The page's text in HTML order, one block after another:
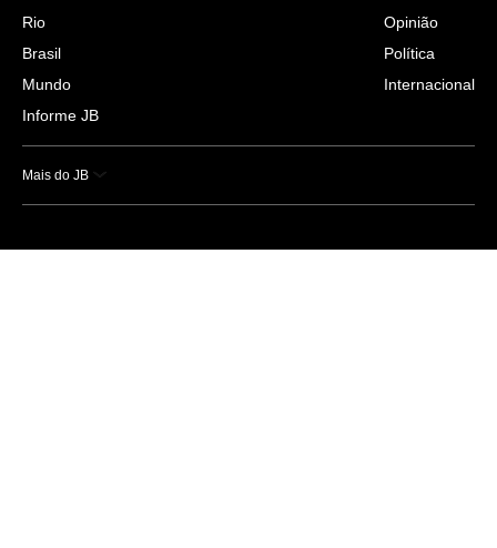
Rio
Brasil
Mundo
Informe JB
Opinião
Política
Internacional
Mais do JB
Esportes